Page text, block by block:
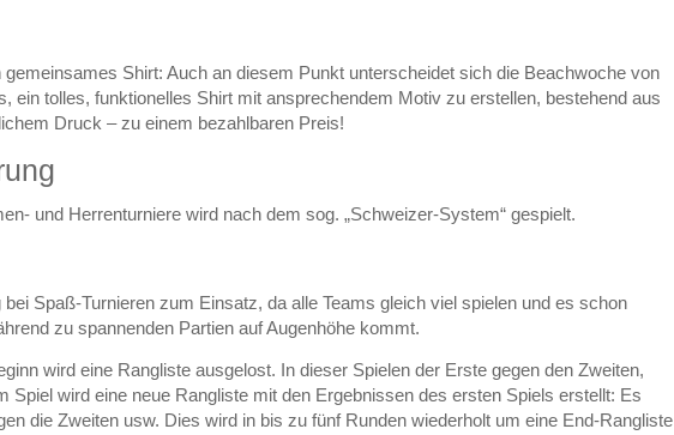
Shirt: Auch an diesem Punkt unterscheidet sich die Beachwoche von
ein tolles, funktionelles Shirt mit ansprechendem Motiv zu erstellen, bestehend aus
Druck – zu einem bezahlbaren Preis!
und Herrenturniere wird nach dem sog. „Schweizer-System“ gespielt.
Spaß-Turnieren zum Einsatz, da alle Teams gleich viel spielen und es schon
zu spannenden Partien auf Augenhöhe kommt.
wird eine Rangliste ausgelost. In dieser Spielen der Erste gegen den Zweiten,
Spiel wird eine neue Rangliste mit den Ergebnissen des ersten Spiels erstellt: Es
die Zweiten usw. Dies wird in bis zu fünf Runden wiederholt um eine End-Rangliste